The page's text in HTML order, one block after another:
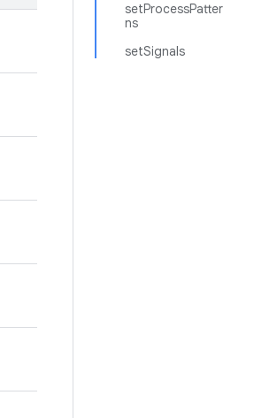
setProcessPatter
ns
setSignals